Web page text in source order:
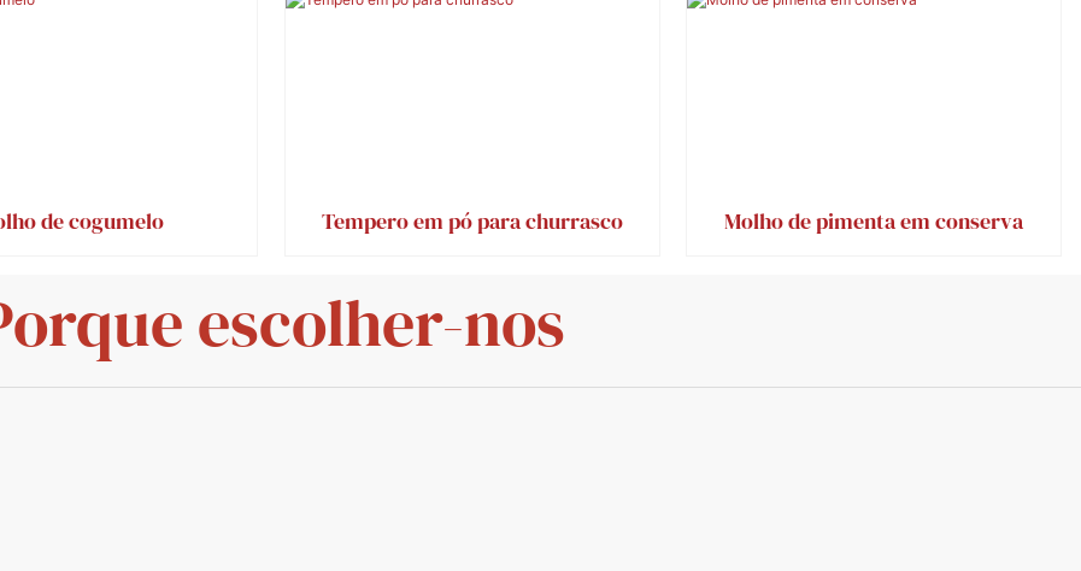
de cogumelo Tempero em pó para churrasco Molho de pimenta em conserva
escolher-nos